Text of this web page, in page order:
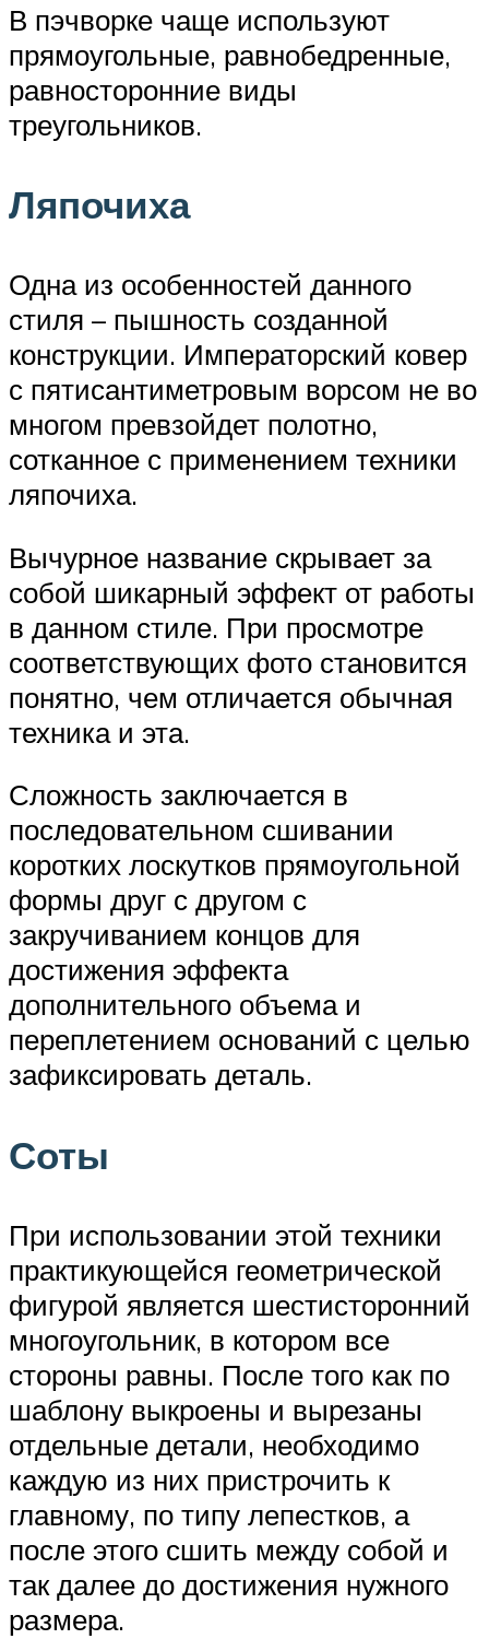
В пэчворке чаще используют
прямоугольные, равнобедренные,
равносторонние виды
треугольников.
Ляпочиха
Одна из особенностей данного
стиля – пышность созданной
конструкции. Императорский ковер
с пятисантиметровым ворсом не во
многом превзойдет полотно,
сотканное с применением техники
ляпочиха.
Вычурное название скрывает за
собой шикарный эффект от работы
в данном стиле. При просмотре
соответствующих фото становится
понятно, чем отличается обычная
техника и эта.
Сложность заключается в
последовательном сшивании
коротких лоскутков прямоугольной
формы друг с другом с
закручиванием концов для
достижения эффекта
дополнительного объема и
переплетением оснований с целью
зафиксировать деталь.
Соты
При использовании этой техники
практикующейся геометрической
фигурой является шестисторонний
многоугольник, в котором все
стороны равны. После того как по
шаблону выкроены и вырезаны
отдельные детали, необходимо
каждую из них пристрочить к
главному, по типу лепестков, а
после этого сшить между собой и
так далее до достижения нужного
размера.